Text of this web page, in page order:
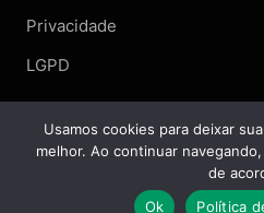
Privacidade
LGPD
© 2026 Arqgen. Todos os
Usamos cookies para deixar
melhor. Ao continuar
de
Ok
Política